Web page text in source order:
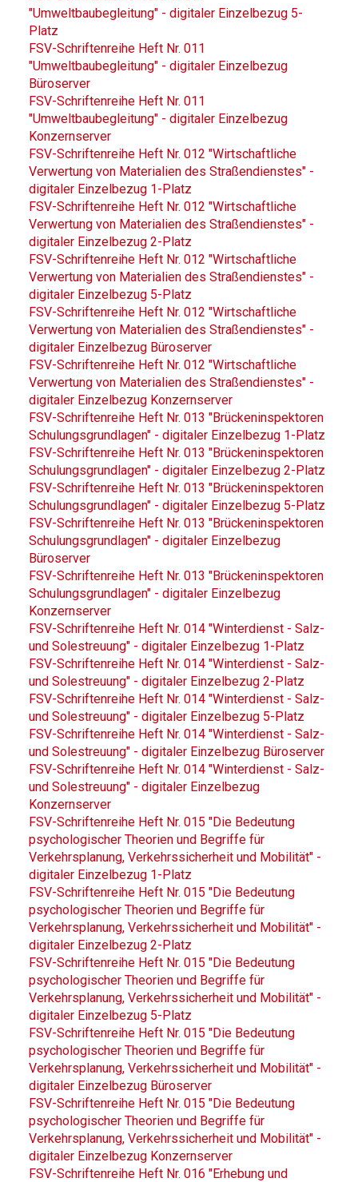
"Umweltbaubegleitung" - digitaler Einzelbezug 5-
Platz
FSV-Schriftenreihe Heft Nr. 011
"Umweltbaubegleitung" - digitaler Einzelbezug
Büroserver
FSV-Schriftenreihe Heft Nr. 011
"Umweltbaubegleitung" - digitaler Einzelbezug
Konzernserver
FSV-Schriftenreihe Heft Nr. 012 "Wirtschaftliche
Verwertung von Materialien des Straßendienstes" -
digitaler Einzelbezug 1-Platz
FSV-Schriftenreihe Heft Nr. 012 "Wirtschaftliche
Verwertung von Materialien des Straßendienstes" -
digitaler Einzelbezug 2-Platz
FSV-Schriftenreihe Heft Nr. 012 "Wirtschaftliche
Verwertung von Materialien des Straßendienstes" -
digitaler Einzelbezug 5-Platz
FSV-Schriftenreihe Heft Nr. 012 "Wirtschaftliche
Verwertung von Materialien des Straßendienstes" -
digitaler Einzelbezug Büroserver
FSV-Schriftenreihe Heft Nr. 012 "Wirtschaftliche
Verwertung von Materialien des Straßendienstes" -
digitaler Einzelbezug Konzernserver
FSV-Schriftenreihe Heft Nr. 013 "Brückeninspektoren
Schulungsgrundlagen" - digitaler Einzelbezug 1-Platz
FSV-Schriftenreihe Heft Nr. 013 "Brückeninspektoren
Schulungsgrundlagen" - digitaler Einzelbezug 2-Platz
FSV-Schriftenreihe Heft Nr. 013 "Brückeninspektoren
Schulungsgrundlagen" - digitaler Einzelbezug 5-Platz
FSV-Schriftenreihe Heft Nr. 013 "Brückeninspektoren
Schulungsgrundlagen" - digitaler Einzelbezug
Büroserver
FSV-Schriftenreihe Heft Nr. 013 "Brückeninspektoren
Schulungsgrundlagen" - digitaler Einzelbezug
Konzernserver
FSV-Schriftenreihe Heft Nr. 014 "Winterdienst - Salz-
und Solestreuung" - digitaler Einzelbezug 1-Platz
FSV-Schriftenreihe Heft Nr. 014 "Winterdienst - Salz-
und Solestreuung" - digitaler Einzelbezug 2-Platz
FSV-Schriftenreihe Heft Nr. 014 "Winterdienst - Salz-
und Solestreuung" - digitaler Einzelbezug 5-Platz
FSV-Schriftenreihe Heft Nr. 014 "Winterdienst - Salz-
und Solestreuung" - digitaler Einzelbezug Büroserver
FSV-Schriftenreihe Heft Nr. 014 "Winterdienst - Salz-
und Solestreuung" - digitaler Einzelbezug
Konzernserver
FSV-Schriftenreihe Heft Nr. 015 "Die Bedeutung
psychologischer Theorien und Begriffe für
Verkehrsplanung, Verkehrssicherheit und Mobilität" -
digitaler Einzelbezug 1-Platz
FSV-Schriftenreihe Heft Nr. 015 "Die Bedeutung
psychologischer Theorien und Begriffe für
Verkehrsplanung, Verkehrssicherheit und Mobilität" -
digitaler Einzelbezug 2-Platz
FSV-Schriftenreihe Heft Nr. 015 "Die Bedeutung
psychologischer Theorien und Begriffe für
Verkehrsplanung, Verkehrssicherheit und Mobilität" -
digitaler Einzelbezug 5-Platz
FSV-Schriftenreihe Heft Nr. 015 "Die Bedeutung
psychologischer Theorien und Begriffe für
Verkehrsplanung, Verkehrssicherheit und Mobilität" -
digitaler Einzelbezug Büroserver
FSV-Schriftenreihe Heft Nr. 015 "Die Bedeutung
psychologischer Theorien und Begriffe für
Verkehrsplanung, Verkehrssicherheit und Mobilität" -
digitaler Einzelbezug Konzernserver
FSV-Schriftenreihe Heft Nr. 016 "Erhebung und